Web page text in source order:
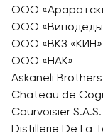
ООО
ООО
ООО «ВКЗ «КИН»
ООО «НАК»
Askaneli Brothers
Chateau de
Courvoisier S.A.S.
Distillerie De La